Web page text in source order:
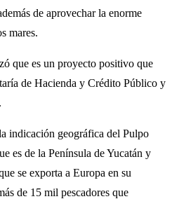
de aprovechar la enorme
mares.
que es un proyecto positivo que
de Hacienda y Crédito Público y
indicación geográfica del Pulpo
es de la Península de Yucatán y
se exporta a Europa en su
de 15 mil pescadores que